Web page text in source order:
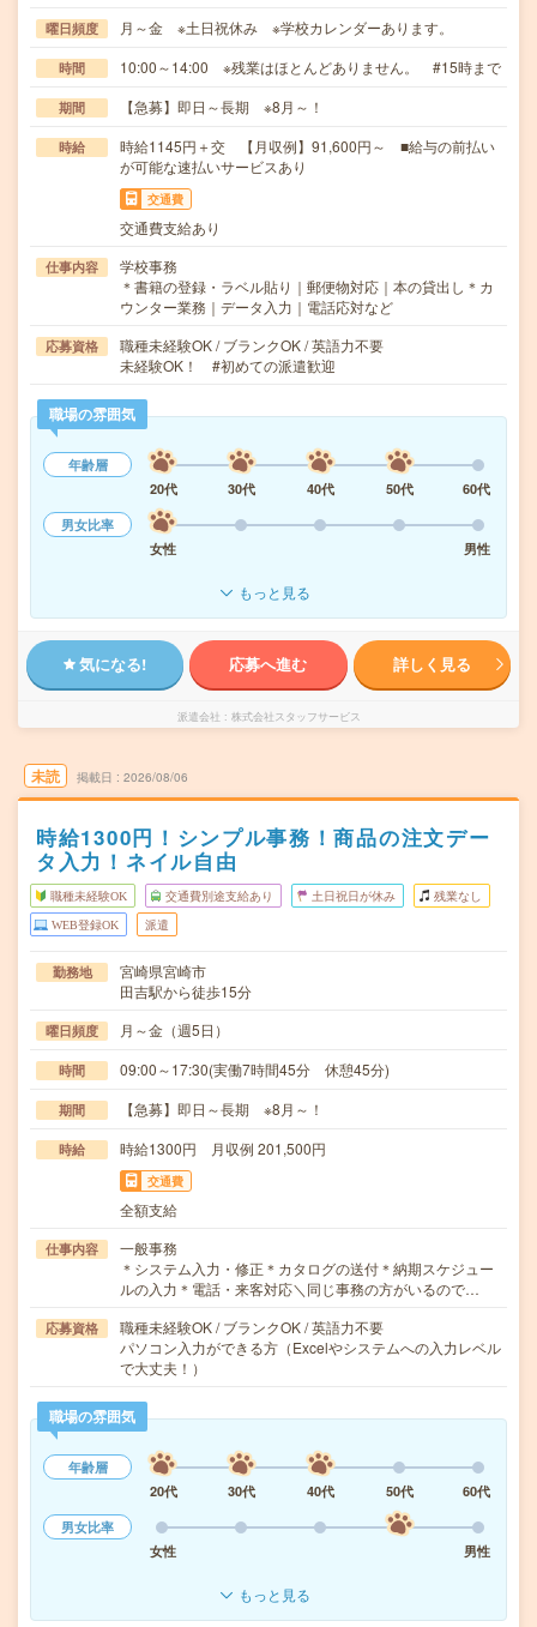
曜日頻度 月～金 ※土日祝休み ※学校カレンダーあります。
時間 10:00～14:00 ※残業はほとんどありません。 #15時まで
期間 【急募】即日～長期 ※8月～！
時給
時給1145円＋交 【月収例】91,600円～ ■給与の前払い
が可能な速払いサービスあり
交通費
交通費支給あり
仕事内容
学校事務
＊書籍の登録・ラベル貼り｜郵便物対応｜本の貸出し＊カ
ウンター業務｜データ入力｜電話応対など
応募資格
職種未経験OK / ブランクOK / 英語力不要
未経験OK！ #初めての派遣歓迎
職場の雰囲気
年齢層
20代
30代 40代 50代
60代
男女比率
女性
男性
もっと見る
気になる! 応募へ進む 詳しく見る
派遣会社 株式会社スタッフサービス
未読 掲載日 2026/08/06
時給1300円！シンプル事務！商品の注文デー
タ入力！ネイル自由
職種未経験OK 交通費別途支給あり 土日祝日が休み 残業なし
WEB登録OK 派遣
勤務地
宮崎県宮崎市
田吉駅から徒歩15分
曜日頻度 月～金（週5日）
時間 09:00～17:30(実働7時間45分 休憩45分)
期間 【急募】即日～長期 ※8月～！
時給 時給1300円 月収例 201,500円
交通費
全額支給
仕事内容
一般事務
＊システム入力・修正＊カタログの送付＊納期スケジュー
ルの入力＊電話・来客対応＼同じ事務の方がいるので…
応募資格
職種未経験OK / ブランクOK / 英語力不要
パソコン入力ができる方（Excelやシステムへの入力レベル
で大丈夫！）
職場の雰囲気
年齢層
20代
30代 40代 50代
60代
男女比率
女性
男性
もっと見る